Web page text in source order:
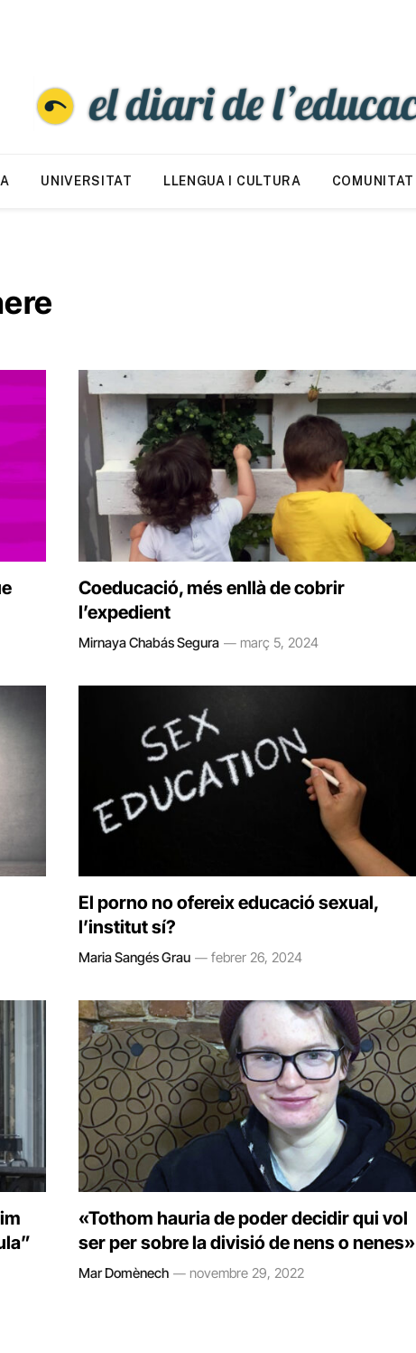
UNIVERSITAT LLENGUA I CULTURA COMUNITAT
Coeducació, més enllà de cobrir
l’expedient
Mirnaya Chabás Segura març 5, 2024
El porno no ofereix educació sexual,
l’institut sí?
Maria Sangés Grau febrer 26, 2024
«Tothom hauria de poder decidir qui vol
ser per sobre la divisió de nens o nenes»
Mar Domènech novembre 29, 2022